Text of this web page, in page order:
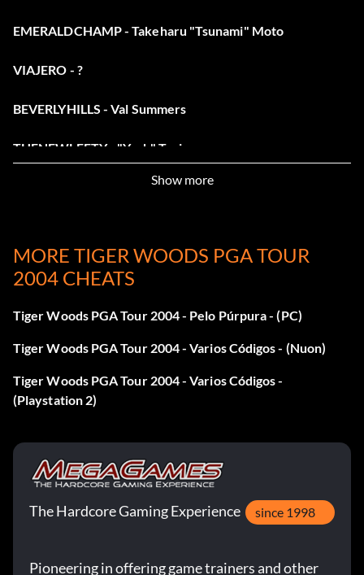
EMERALDCHAMP- Takeharu "Tsunami" Moto
VIAJERO - ?
BEVERLYHILLS - Val Summers
THENEWLEFTY- "Yosh" Tanigawa
-Cedric The Entertainer
EDDIE - Edwin "Pops" Masterson
ICYONE- Erica Ice
OBJETIVO SHERWOOD-- Open sherwood objetivos 3
hoyos
Cabello morado
Primero ve al modo gameface y luego cuando termines de
crearte ve a la TIENDA PRO y veras Pelo Morado en una
pelo morado para tu hombre/mujer.
Show more
MORE TIGER WOODS PGA TOUR
2004 CHEATS
Tiger Woods PGA Tour 2004 - Pelo Púrpura - (PC)
Tiger Woods PGA Tour 2004 - Varios Códigos - (Nuon)
Tiger Woods PGA Tour 2004 - Varios Códigos -
(Playstation 2)
The Hardcore Gaming Experience since 1998
Pioneering in offering game trainers and other